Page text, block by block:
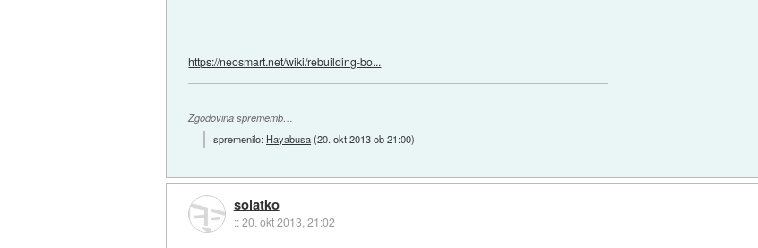
https://neosmart.net/wiki/rebuilding-bo...
Zgodovina sprememb…
spremenilo: Hayabusa(20. okt 2013 ob 21:00)
solatko
::20. okt 2013, 21:02